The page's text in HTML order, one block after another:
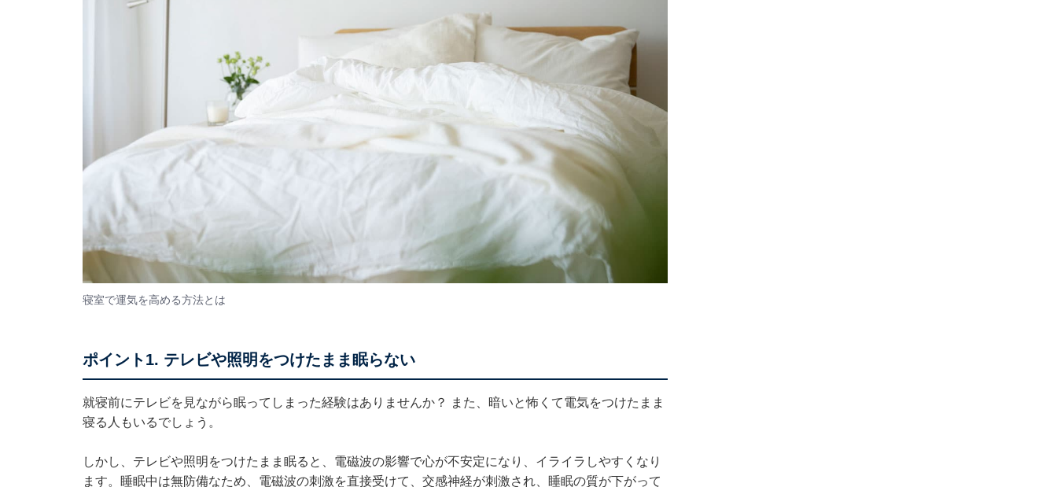
寝室で運気を高める方法とは
ポイント1. テレビや照明をつけたまま眠らない
就寝前にテレビを見ながら眠ってしまった経験はありませんか？ また、暗いと怖くて電気をつけたまま
寝る人もいるでしょう。
しかし、テレビや照明をつけたまま眠ると、電磁波の影響で心が不安定になり、イライラしやすくなり
ます。睡眠中は無防備なため、電磁波の刺激を直接受けて、交感神経が刺激され、睡眠の質が下がって